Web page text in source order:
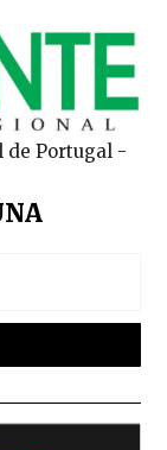
de Portugal -